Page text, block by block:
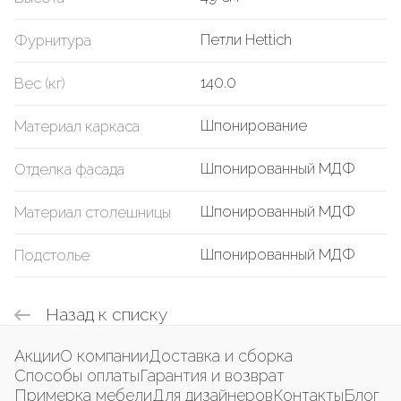
Фурнитура Петли Hettich
Вес (кг) 140.0
Материал каркаса Шпонирование
Отделка фасада Шпонированный МДФ
Материал столешницы Шпонированный МДФ
Подстолье Шпонированный МДФ
Назад к списку
АкцииО компанииДоставка и сборка
Способы оплатыГарантия и возврат
Примерка мебелиДля дизайнеровКонтактыБлог